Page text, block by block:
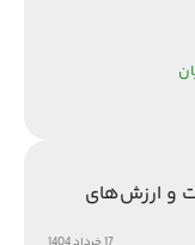
و ارزش‌های